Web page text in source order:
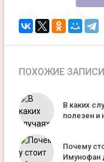
ПОХОЖИЕ
В каких
полезен и
Почему
Имунофан